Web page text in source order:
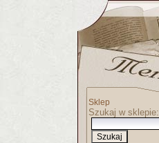
Sklep
Szukaj w sklepie: